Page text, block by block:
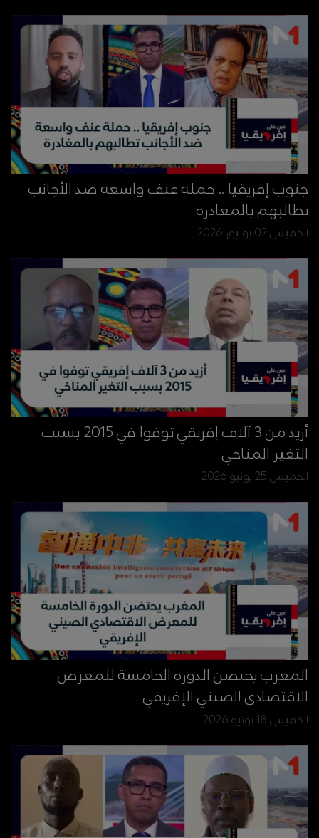
جنوب إفريقيا .. حملة عنف واسعة ضد الأجانب
تطالبهم بالمغادرة
الخميس 02 يوليوز 2026
أزيد من 3 آلاف إفريقي توفوا في 2015 بسبب
التغير المناخي
الخميس 25 يونيو 2026
المغرب يحتضن الدورة الخامسة للمعرض
الاقتصادي الصيني الإفريقي
الخميس 18 يونيو 2026